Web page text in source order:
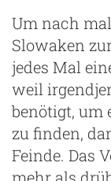
Um nach
Slowaken
jedes Mal
weil
benötigt, um
zu finden,
Feinde. Das
mehr als